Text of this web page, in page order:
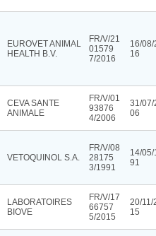
EUROVET ANIMAL
HEALTH B.V.
FR/V/21
01579
7/2016
16/08/
16
CEVA SANTE
ANIMALE
FR/V/01
93876
4/2006
31/07/
06
VETOQUINOL S.A.
FR/V/08
28175
3/1991
14/05/
91
LABORATOIRES
BIOVE
FR/V/17
66757
5/2015
20/11/
15